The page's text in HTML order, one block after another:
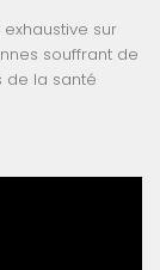
sur
souffrant de
de la santé